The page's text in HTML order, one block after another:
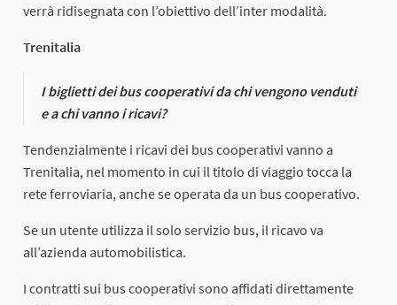
verrà ridisegnata con l’obiettivo dell’inter modalità.
Trenitalia
I biglietti dei bus cooperativi da chi vengono venduti
e a chi vanno i ricavi?
Tendenzialmente i ricavi dei bus cooperativi vanno a
Trenitalia, nel momento in cui il titolo di viaggio tocca la
rete ferroviaria, anche se operata da un bus cooperativo.
Se un utente utilizza il solo servizio bus, il ricavo va
all’azienda automobilistica.
I contratti sui bus cooperativi sono affidati direttamente